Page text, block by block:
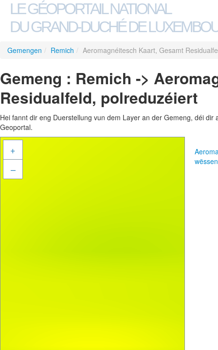
LE GÉOPORTAIL NATIONAL
DU GRAND-DUCHÉ DE
Gemengen / Remich / Aeromagnéitesch Kaart, Gesamt
Gemeng : Remich ->
Residualfeld, polreduzéiert
Hei fannt dir eng Duerstellung vun dem Layer an der Gemeng, déi
Geoportal.
+
–